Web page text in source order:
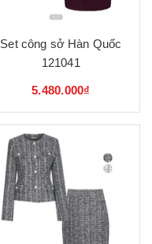
Set công sở Hàn Quốc
121041
5.480.000₫